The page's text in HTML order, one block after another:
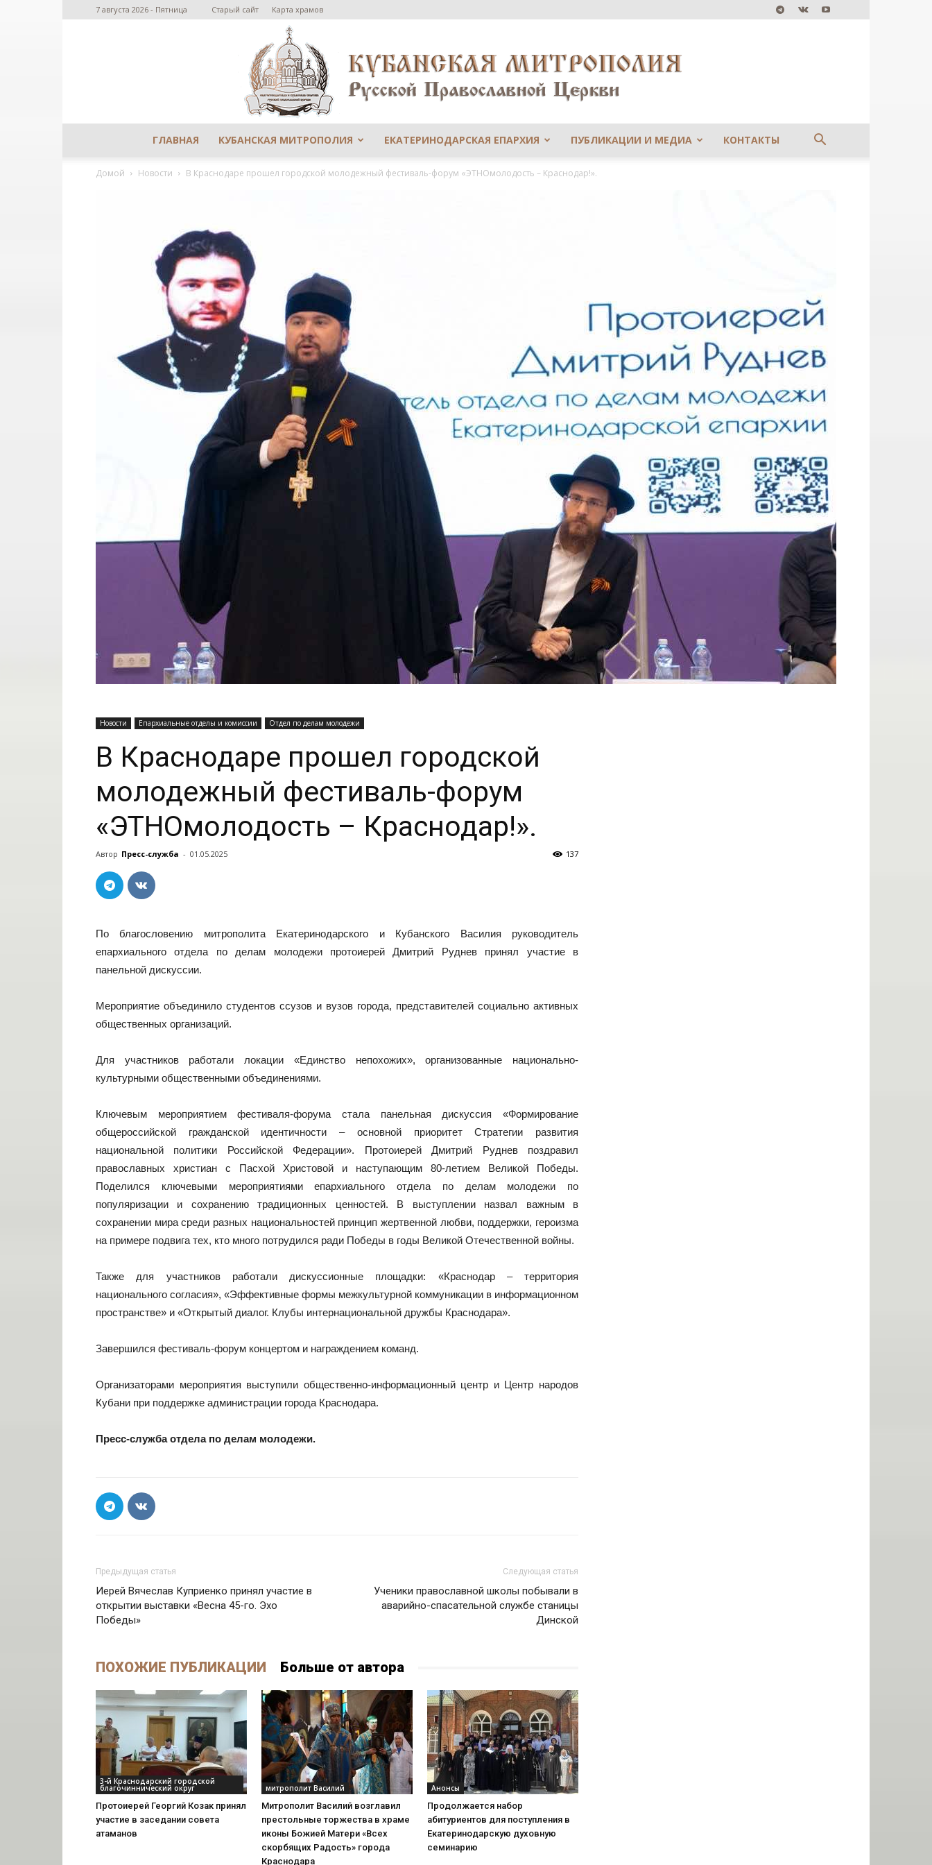
7 августа 2026 - Пятница Старый сайт Карта храмов
Сайт
Кубанской
ГЛАВНАЯ КУБАНСКАЯ МИТРОПОЛИЯ ЕКАТЕРИНОДАРСКАЯ ЕПАРХИЯ ПУБЛИКАЦИИ И МЕДИА КОНТАКТЫ
Домой Новости В Краснодаре прошел городской молодежный фестиваль-форум «ЭТНОмолодость – Краснодар!».
Новости Епархиальные отделы и комиссии Отдел по делам молодежи
В Краснодаре прошел городской
молодежный фестиваль-форум
«ЭТНОмолодость – Краснодар!».
Автор Пресс-служба - 01.05.2025 137
По благословению митрополита Екатеринодарского и Кубанского Василия руководитель
епархиального отдела по делам молодежи протоиерей Дмитрий Руднев принял участие в
панельной дискуссии.
Мероприятие объединило студентов ссузов и вузов города, представителей социально активных
общественных организаций.
Для участников работали локации «Единство непохожих», организованные национально-
культурными общественными объединениями.
Ключевым мероприятием фестиваля-форума стала панельная дискуссия «Формирование
общероссийской гражданской идентичности – основной приоритет Стратегии развития
национальной политики Российской Федерации». Протоиерей Дмитрий Руднев поздравил
православных христиан с Пасхой Христовой и наступающим 80-летием Великой Победы.
Поделился ключевыми мероприятиями епархиального отдела по делам молодежи по
популяризации и сохранению традиционных ценностей. В выступлении назвал важным в
сохранении мира среди разных национальностей принцип жертвенной любви, поддержки, героизма
на примере подвига тех, кто много потрудился ради Победы в годы Великой Отечественной войны.
Также для участников работали дискуссионные площадки: «Краснодар – территория
национального согласия», «Эффективные формы межкультурной коммуникации в информационном
пространстве» и «Открытый диалог. Клубы интернациональной дружбы Краснодара».
Завершился фестиваль-форум концертом и награждением команд.
Организаторами мероприятия выступили общественно-информационный центр и Центр народов
Кубани при поддержке администрации города Краснодара.
Пресс-служба отдела по делам молодежи.
Предыдущая статья
Иерей Вячеслав Куприенко принял участие в
открытии выставки «Весна 45-го. Эхо
Победы»
Следующая статья
Ученики православной школы побывали в
аварийно-спасательной службе станицы
Динской
ПОХОЖИЕ ПУБЛИКАЦИИ Больше от автора
3-й Краснодарский городской
благочиннический округ
Протоиерей Георгий Козак принял
участие в заседании совета
атаманов
митрополит Василий
Митрополит Василий возглавил
престольные торжества в храме
иконы Божией Матери «Всех
скорбящих Радость» города
Краснодара
Анонсы
Продолжается набор
абитуриентов для поступления в
Екатеринодарскую духовную
семинарию